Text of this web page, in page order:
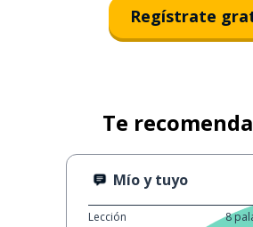
Regístrate
Te
Mío y tuyo
Lección 8